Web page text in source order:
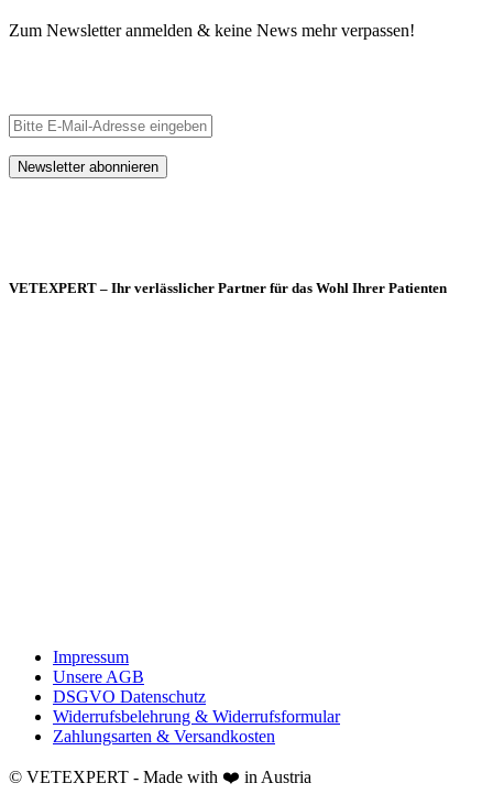
Zum Newsletter anmelden & keine News mehr verpassen!
VETEXPERT – Ihr verlässlicher Partner für das Wohl Ihrer Patienten
Impressum
Unsere AGB
DSGVO Datenschutz
Widerrufsbelehrung & Widerrufsformular
Zahlungsarten & Versandkosten
© VETEXPERT - Made with ❤️ in Austria